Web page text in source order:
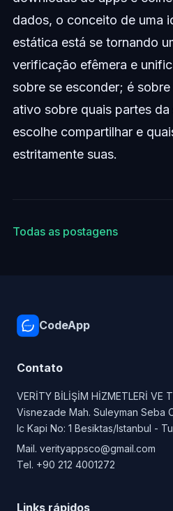
dados, o conceito de uma
estática está se tornando
verificação efêmera e
sobre se esconder; é
ativo sobre quais partes
escolhe compartilhar e
estritamente suas.
Todas as postagens
CodeApp
Contato
VERİTY BİLİŞİM HİZMETLERİ VE
Visnezade Mah. Suleyman Seba
Ic Kapi No: 1 Besiktas/Istanbul -
Mail. verityappsco@gmail.com
Tel. +90 212 4001272
Links rápidos